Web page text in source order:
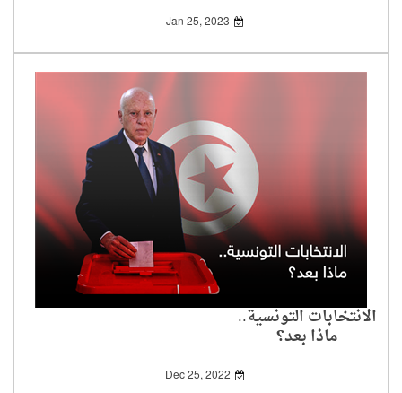
Jan 25, 2023
الانتخابات التونسية..
ماذا بعد؟
Dec 25, 2022